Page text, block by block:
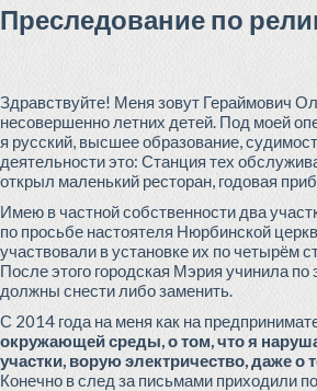
Преследование по
Здравствуйте! Меня зовут Гераймович
несовершенно летних детей. Под моей
я русский, высшее образование,
деятельности это: Станция тех
открыл маленький ресторан, годовая
Имею в частной собственности два
по просьбе настоятеля Нюрбинской
участвовали в установке их по четырём
После этого городская Мэрия учинила
должны снести либо заменить.
С 2014 года на меня как на
окружающей среды, о том, что я
участки, ворую электричество, даже о
Конечно в след за письмами приходили